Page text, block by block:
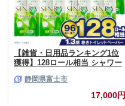
【雑貨・日用品ランキング1位
獲得】128ロール相当 シャワー
ー ダブル プレミアムシンラ 96
ロール (12R×8パック) 配達時間
指定可能 1.3倍巻き トイレット
静岡県富士市
17,000円